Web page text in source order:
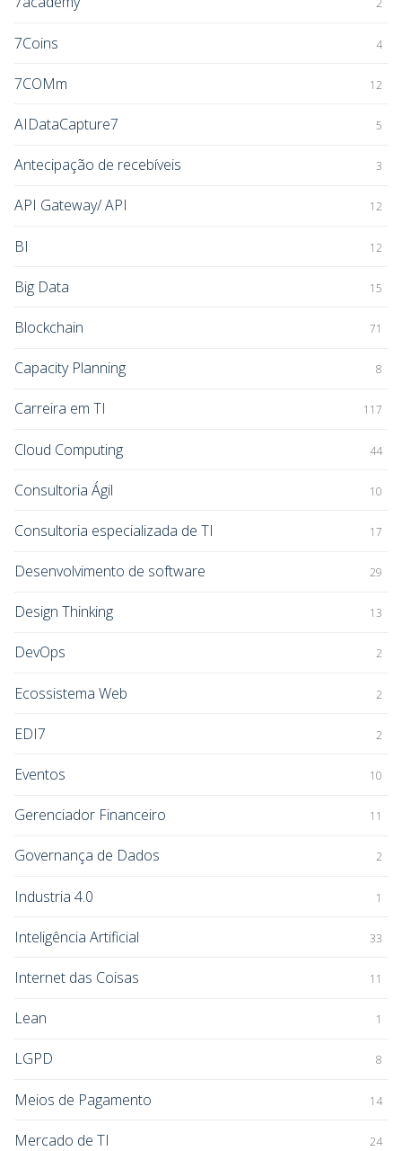
2
7Coins 4
7COMm 12
AIDataCapture7 5
Antecipação de recebíveis 3
API Gateway/ API 12
BI 12
Big Data 15
Blockchain 71
Capacity Planning 8
Carreira em TI 117
Cloud Computing 44
Consultoria Ágil 10
Consultoria especializada de TI 17
Desenvolvimento de software 29
Design Thinking 13
DevOps 2
Ecossistema Web 2
EDI7 2
Eventos 10
Gerenciador Financeiro 11
Governança de Dados 2
Industria 4.0 1
Inteligência Artificial 33
Internet das Coisas 11
Lean 1
LGPD 8
Meios de Pagamento 14
Mercado de TI 24